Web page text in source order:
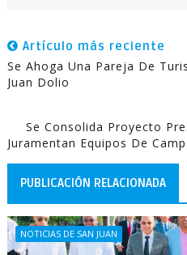
Artículo más reciente
Se Ahoga Una Pareja De
Juan Dolio
Se Consolida Proyecto
Juramentan Equipos De
PUBLICACIÓN RELACIONADA
NOTICIAS DE SAN JUAN